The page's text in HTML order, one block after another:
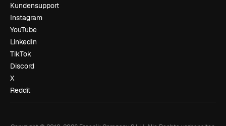
Kundensupport
Instagram
YouTube
LinkedIn
TikTok
Discord
X
Reddit